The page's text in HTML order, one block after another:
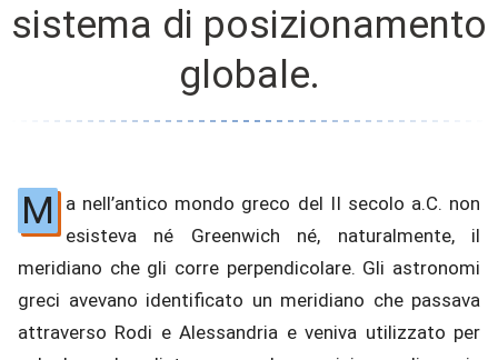
sistema di posizionamento
globale.
M
a nell’antico mondo greco del II secolo a.C. non
esisteva né Greenwich né, naturalmente, il
meridiano che gli corre perpendicolare. Gli astronomi
greci avevano identificato un meridiano che passava
attraverso Rodi e Alessandria e veniva utilizzato per